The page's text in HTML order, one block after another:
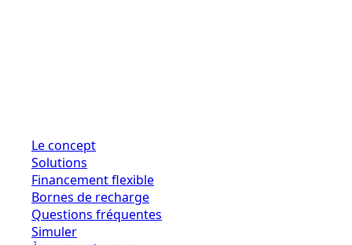
Le concept
Solutions
Financement flexible
Bornes de recharge
Questions fréquentes
Simuler